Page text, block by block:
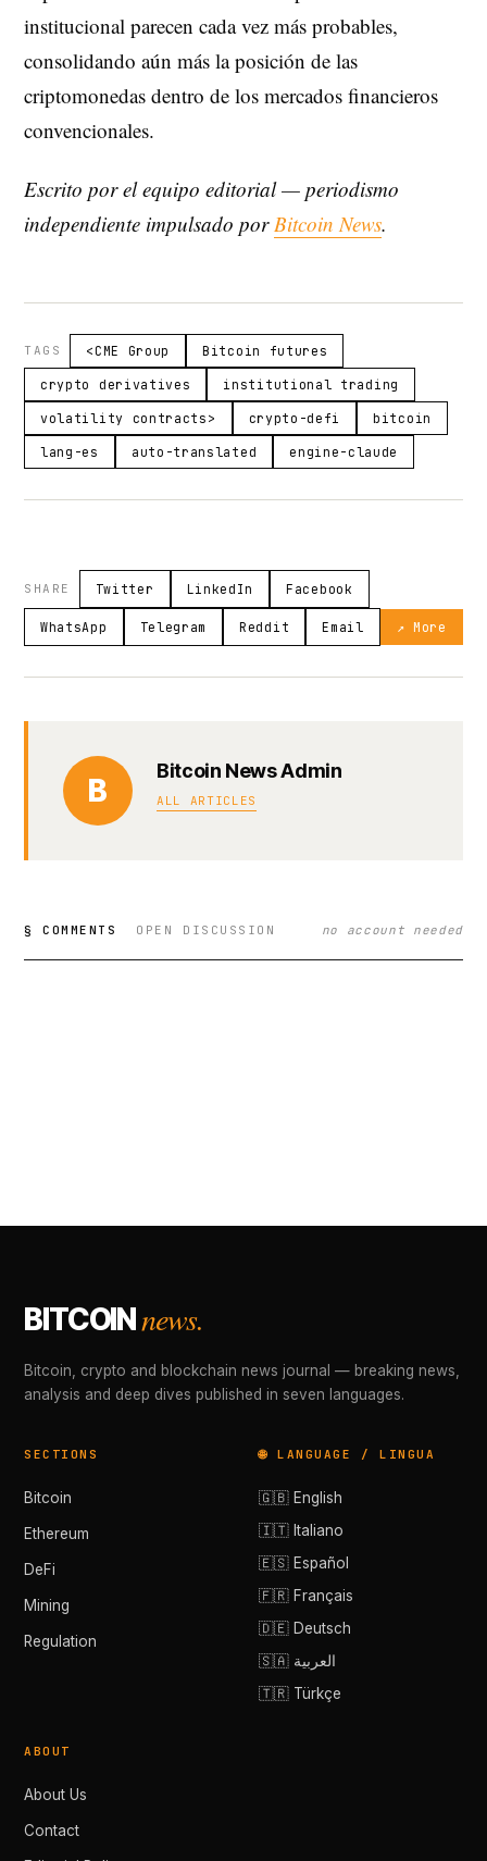
institucional parecen cada vez más probables,
consolidando aún más la posición de las
criptomonedas dentro de los mercados financieros
convencionales.
Escrito por el equipo editorial — periodismo
independiente impulsado porBitcoin News.
TAGS <CME Group Bitcoin futures
crypto derivatives institutional trading
volatility contracts> crypto-defi bitcoin
lang-es auto-translated engine-claude
SHARE Twitter LinkedIn Facebook
WhatsApp Telegram Reddit Email ↗ More
B
Bitcoin News Admin
ALL ARTICLES
§ COMMENTS OPEN DISCUSSION no account needed
BITCOINnews.
Bitcoin, crypto and blockchain news journal — breaking news,
analysis and deep dives published in seven languages.
SECTIONS
Bitcoin
Ethereum
DeFi
Mining
Regulation
🌐 LANGUAGE / LINGUA
🇬🇧 English
🇮🇹 Italiano
🇪🇸 Español
🇫🇷 Français
🇩🇪 Deutsch
🇸🇦 العربية
🇹🇷 Türkçe
ABOUT
About Us
Contact